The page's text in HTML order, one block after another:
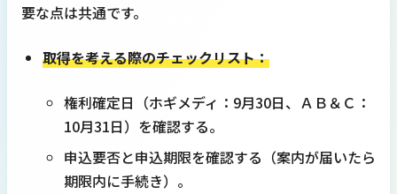
要な点は共通です。
取得を考える際のチェックリスト：
権利確定日（ホギメディ：9月30日、ＡＢ＆Ｃ：
10月31日）を確認する。
申込要否と申込期限を確認する（案内が届いたら
期限内に手続き）。